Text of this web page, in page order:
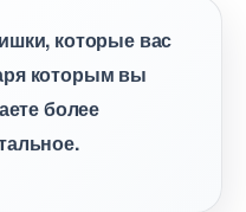
которые вас
которым вы
более